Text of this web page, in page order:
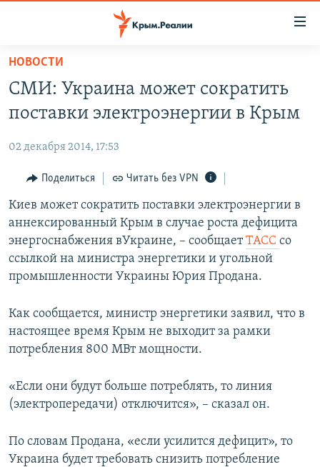
Вернуться
основному
содержанию
навигации
Вернутся
поиску
СПЕЦПРОЕКТЫ
КАРТА ВОЕННЫХ ОБЪЕКТОВ КРЫМА
11 ЛЕТ ОККУПАЦИИ КРЫМА. 11 ИСТОРИЙ СОПРОТИВЛЕНИЯ
ИСТОРИЯ
ЕЩЕ
ИНТЕРАКТИВ
ИНФОГРАФИКА
ТЕЛЕПРОЕКТ КРЫМ.РЕАЛИИ
СОВЕТЫ ПРАВОЗАЩИТНИКОВ
ПРОПАВШИЕ БЕЗ ВЕСТИ
ПОБЕДИТЕЛЕЙ НЕ СУДЯТ?
КРЫМ.НЕПОКОРЕННЫЙ
ELIFBE
УКРАИНСКАЯ ПРОБЛЕМА КРЫМА
РАДІО СВОБОДА
КАК ОБОЙТИ БЛОКИРОВКУ
ПРИСОЕДИНЯЙТЕСЬ!
НОВОСТИ
СМИ: Украина может сократить
поставки электроэнергии в Крым
02 декабря 2014, 17:53
Поделиться Читать без VPN
Киев может сократить поставки электроэнергии в
аннексированный Крым в случае роста дефицита
энергоснабжения вУкраине, – сообщаетТАСС со
ссылкой на министра энергетики и угольной
промышленности Украины Юрия Продана.
Как сообщается, министр энергетики заявил, что в
настоящее время Крым не выходит за рамки
потребления 800 МВт мощности.
«Если они будут больше потреблять, то линия
(электропередачи) отключится», – сказал он.
По словам Продана, «если усилится дефицит», то
Украина будет требовать снизить потребление